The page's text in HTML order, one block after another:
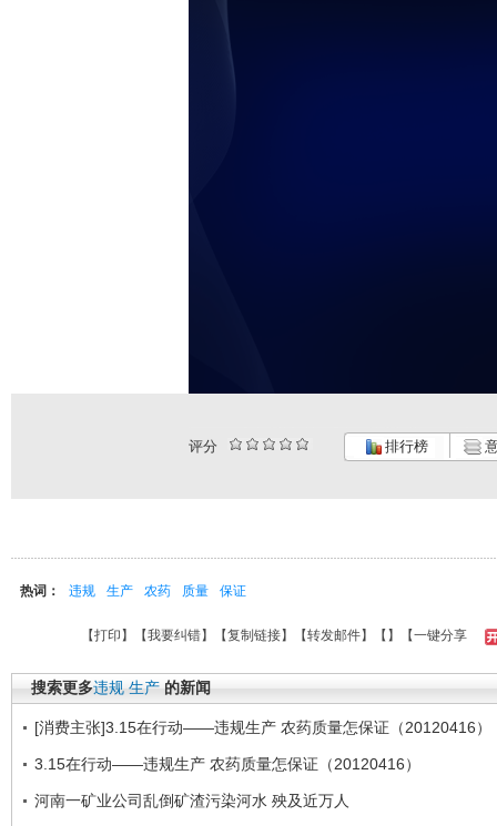
评分 排行榜
热词： 违规 生产 农药 质量 保证
【打印 】【我要纠错】【复制链接】【转发邮件】【 】 【一键分享
搜索更多违规 生产 的新闻
[消费主张]3.15在行动——违规生产 农药质量怎保证（20120416）
3.15在行动——违规生产 农药质量怎保证（20120416）
河南一矿业公司乱倒矿渣污染河水 殃及近万人